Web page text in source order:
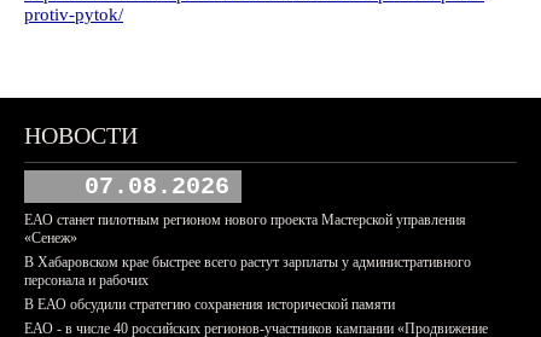
protiv-pytok/
НОВОСТИ
07.08.2026
ЕАО станет пилотным регионом нового проекта Мастерской управления
«Сенеж»
В Хабаровском крае быстрее всего растут зарплаты у административного
персонала и рабочих
В ЕАО обсудили стратегию сохранения исторической памяти
ЕАО - в числе 40 российских регионов-участников кампании «Продвижение